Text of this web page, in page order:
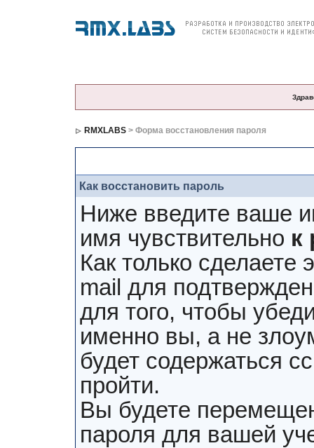
RMXLABS> Форма восстановления пароля
Как восстановить пароль
Ниже введите ваше
имя чувствительно к
Как только сделаете
mail для
для того, чтобы
именно вы, а не
будет содержаться
пройти.
Вы будете
пароля для вашей